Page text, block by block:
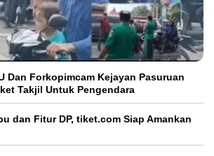
Dan Forkopimcam Kejayan Pasuruan
Takjil Untuk Pengendara
dan Fitur DP, tiket.com Siap Amankan